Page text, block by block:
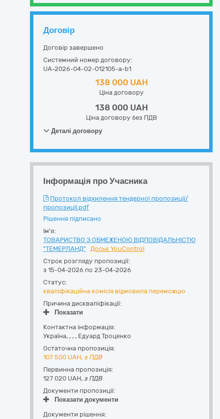
Договір
Договір завершено
Системний номер договору:
UA-2026-04-02-012105-a-b1
138 000 UAH
Ціна договору
138 000 UAH
Ціна договору без ПДВ
Деталі договору
Інформація про Учасника
Протокол відхилення тендерної пропозиції/
пропозиції.pdf
Рішення підписано
Ім'я:
ТОВАРИСТВО З ОБМЕЖЕНОЮ ВІДПОВІДАЛЬНІСТЮ
"ТЕМЕРЛАНД"
Досьє YouControl
Строк розгляду пропозиції:
з 15-04-2026 по 23-04-2026
Статус:
кваліфікаційна комісія відмовила переможцю
Причина дискваліфікації:
Показати
Контактна інформація:
Україна, , , , Едуард Троценко
Остаточна пропозиція:
107 500 UAH, з ПДВ
Первинна пропозиція:
127 020 UAH, з ПДВ
Документи пропозиції:
Показати документи
Документи рішення: